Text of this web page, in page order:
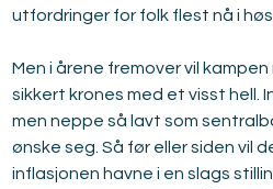
utfordringer for folk flest nå i
Men i årene fremover vil
sikkert krones med et visst hell.
men neppe så lavt som
ønske seg. Så før eller siden vil
inflasjonen havne i en slags